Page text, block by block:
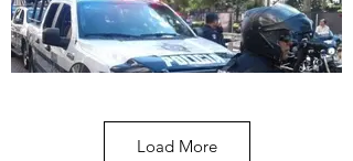
Load More